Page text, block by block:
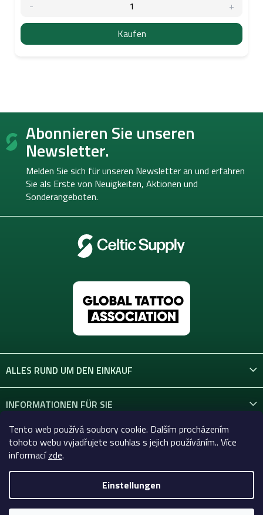
Tento web používá soubory cookie. Dalším procházením
tohoto webu vyjadřujete souhlas s jejich používáním.. Více
informacízde.
Einstellungen
Kaufen
F
ß Abonnieren Sie unseren
Newsletter.
Melden Sie sich für unseren Newsletter an und erfahren
Sie als Erste von Neuigkeiten, Aktionen und
Sonderangeboten.
ALLES RUND UM DEN EINKAUF
INFORMATIONEN FÜR SIE
KONTAKT
Copyright 2026Celtic-Supply.at | Alles für Tattoo und